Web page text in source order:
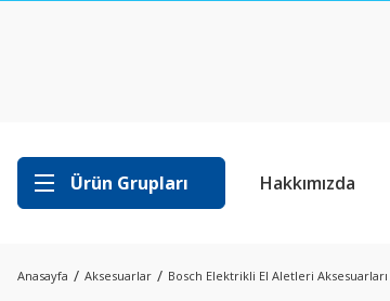
Ürün Grupları Hakkımızda
Anasayfa Aksesuarlar Bosch Elektrikli El Aletleri Aksesuarları